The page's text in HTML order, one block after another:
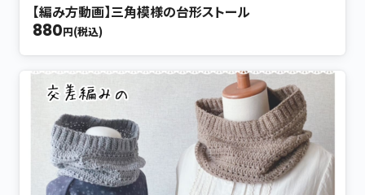
【編み方動画】三角模様の台形ストール
880円(税込)